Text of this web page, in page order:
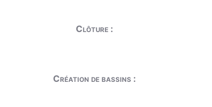
Clôture :
Création de bassins :